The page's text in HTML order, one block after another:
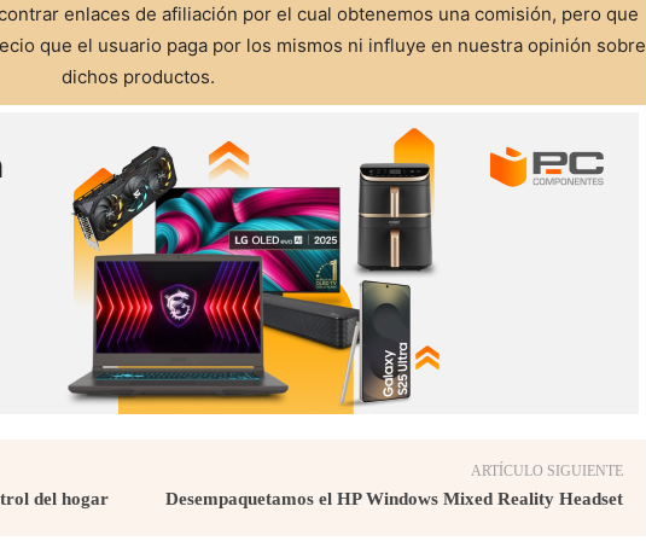
enlaces de afiliación por el cual obtenemos una comisión, pero que
que el usuario paga por los mismos ni influye en nuestra opinión sobre
dichos productos.
del hogar
ARTÍCULO SIGUIENTE
Desempaquetamos el HP Windows Mixed Reality Headset